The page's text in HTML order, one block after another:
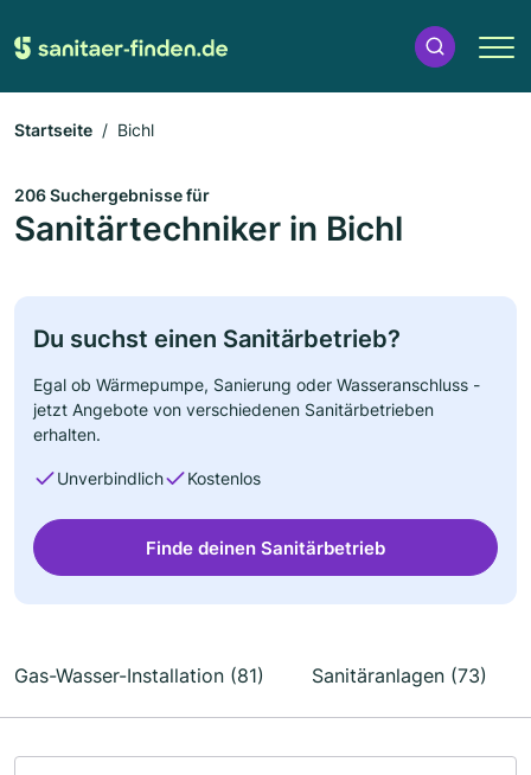
Startseite Bichl
206 Suchergebnisse für
Sanitärtechniker in Bichl
Du suchst einen Sanitärbetrieb?
Egal ob Wärmepumpe, Sanierung oder Wasseranschluss -
jetzt Angebote von verschiedenen Sanitärbetrieben
erhalten.
Unverbindlich Kostenlos
Finde deinen Sanitärbetrieb
Gas-Wasser-Installation (81) Sanitäranlagen (73)